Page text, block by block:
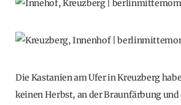
Die Kastanien am Ufer in Kreuzberg
keinen Herbst, an der Braunfärbung